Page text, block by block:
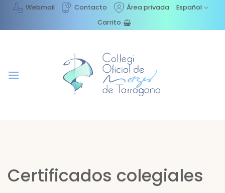
Saltar
contenido
Webmail Contacto Área privada
Español
Carrito
Certificados colegiales